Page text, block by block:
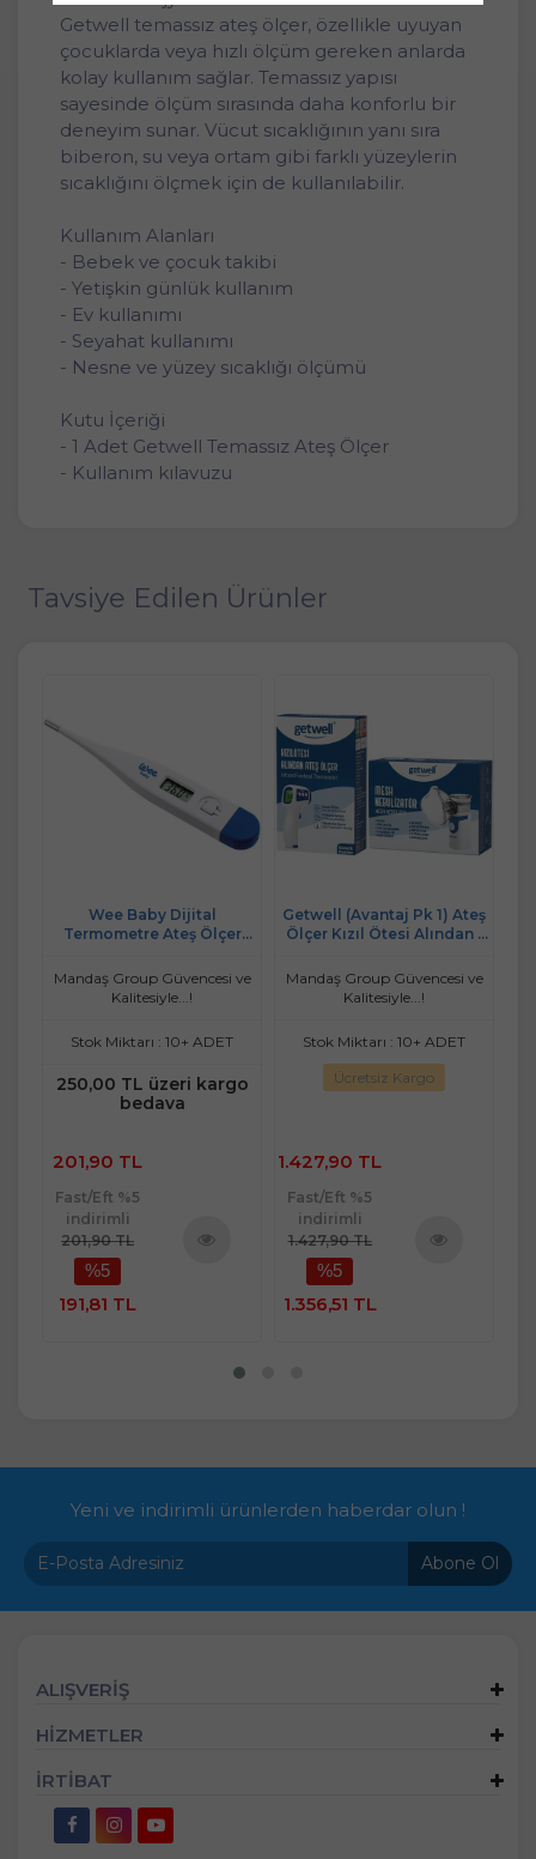
Getwell temassız ateş ölçer, özellikle uyuyan
çocuklarda veya hızlı ölçüm gereken anlarda
kolay kullanım sağlar. Temassız yapısı
sayesinde ölçüm sırasında daha konforlu bir
deneyim sunar. Vücut sıcaklığının yanı sıra
biberon, su veya ortam gibi farklı yüzeylerin
sıcaklığını ölçmek için de kullanılabilir.
Kullanım Alanları
- Bebek ve çocuk takibi
- Yetişkin günlük kullanım
- Ev kullanımı
- Seyahat kullanımı
- Nesne ve yüzey sıcaklığı ölçümü
Kutu İçeriği
- 1 Adet Getwell Temassız Ateş Ölçer
- Kullanım kılavuzu
Tavsiye Edilen Ürünler
Wee Baby Dijital
Termometre Ateş Ölçer
Mandaş Group Güvencesi ve
Kalitesiyle...!
Stok Miktarı : 10+ ADET
250,00 TL üzeri kargo
bedava
201,90 TL
Fast/Eft %5
indirimli
201,90 TL
%5
191,81 TL
Getwell (Avantaj Pk 1) Ateş
Ölçer Kızıl Ötesi Alından -
Nebulizatör Şarjlı
Mandaş Group Güvencesi ve
Kalitesiyle...!
Stok Miktarı : 10+ ADET
Ücretsiz Kargo
1.427,90 TL
Fast/Eft %5
indirimli
1.427,90 TL
%5
1.356,51 TL
Yeni ve indirimli ürünlerden haberdar olun !
Abone Ol
ALIŞVERİŞ
HİZMETLER
İRTİBAT